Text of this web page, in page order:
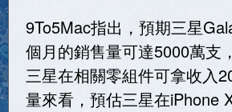
9To5Mac指出，預期三星
個月的銷售量可達5000萬支
三星在相關零組件可拿收入
量來看，預估三星在iPhone